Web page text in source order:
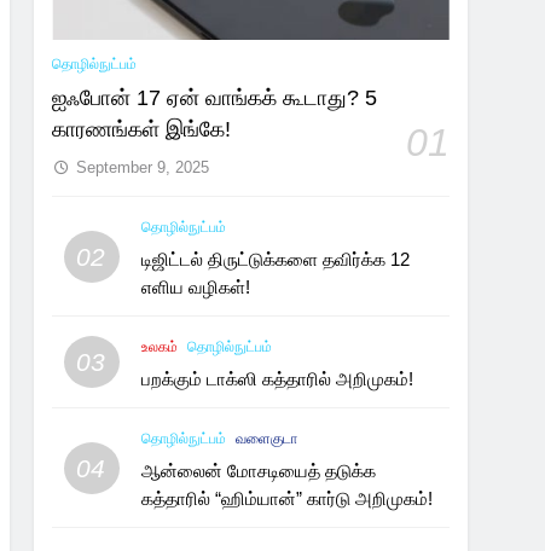
தொழில்நுட்பம்
ஐஃபோன் 17 ஏன் வாங்கக் கூடாது? 5
காரணங்கள் இங்கே!
01
September 9, 2025
02
தொழில்நுட்பம்
டிஜிட்டல் திருட்டுக்களை தவிர்க்க 12
எளிய வழிகள்!
03
உலகம் தொழில்நுட்பம்
பறக்கும் டாக்ஸி கத்தாரில் அறிமுகம்!
04
தொழில்நுட்பம் வளைகுடா
ஆன்லைன் மோசடியைத் தடுக்க
கத்தாரில் “ஹிம்யான்” கார்டு அறிமுகம்!